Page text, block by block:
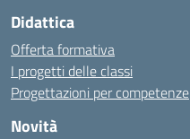
Didattica
Offerta formativa
I progetti delle classi
Progettazioni per competenze
Novità